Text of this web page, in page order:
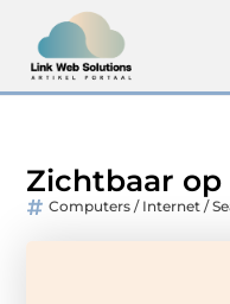
Zichtbaar
Computers / Internet /